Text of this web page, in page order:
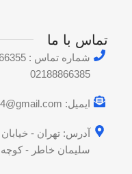
تماس با ما
02188866385
ایمیل: bigwalshopping2024@gmail.com
آدرس: تهران -
سلیمان خاطر - کوچه